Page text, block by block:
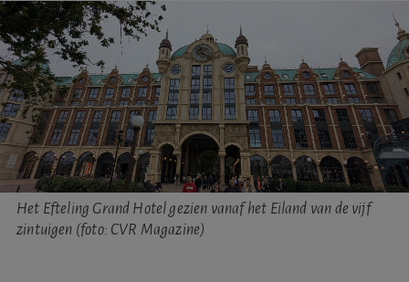
Het Efteling Grand Hotel gezien vanaf het Eiland van de vijf
zintuigen (foto: CVR Magazine)